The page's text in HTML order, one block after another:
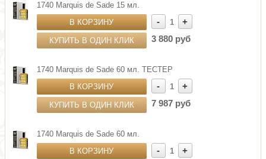
1740 Marquis de Sade 15 мл.
В КОРЗИНУ
КУПИТЬ В ОДИН КЛИК
- 1
+
3 880 руб
1740 Marquis de Sade 60 мл. ТЕСТЕР
В КОРЗИНУ
КУПИТЬ В ОДИН КЛИК
- 1
+
7 987 руб
1740 Marquis de Sade 60 мл.
В КОРЗИНУ
- 1
+